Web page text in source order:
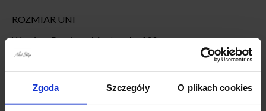
Zgoda Szczegóły O plikach cookies
ROZMIAR UNI
Wymiary Pasuje na biust maks 100 cm
Dł. całkowita – 105cm
Szer. w ramionach – 2X41cm
Szer. od pachy do pachy – 2×48-50 cm,
Szer. w talii – 2×30-53cm (wszyta gumka)